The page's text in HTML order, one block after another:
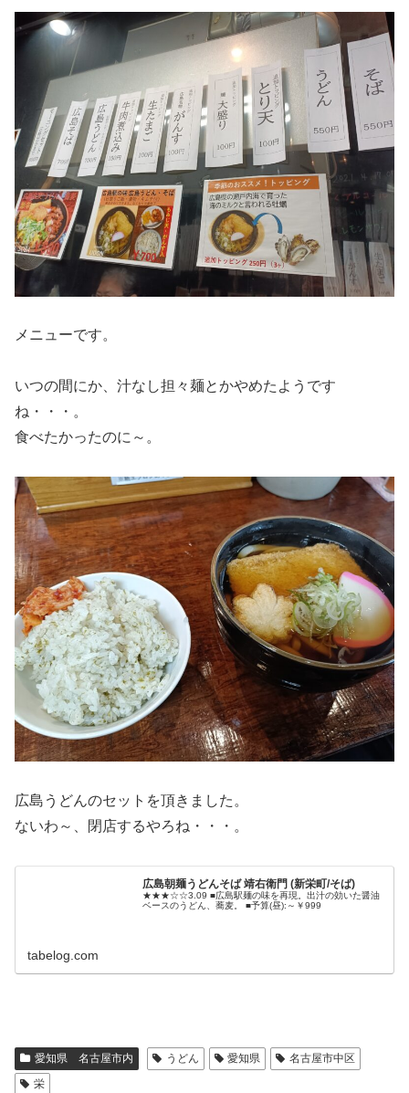
メニューです。
いつの間にか、汁なし担々麺とかやめたようです
ね・・・。
食べたかったのに～。
広島うどんのセットを頂きました。
ないわ～、閉店するやろね・・・。
広島朝麺うどんそば 靖右衛門 (新栄町/そば)
★★★☆☆3.09 ■広島駅麺の味を再現。出汁の効いた醤油
ベースのうどん、蕎麦。 ■予算(昼):～￥999
tabelog.com
愛知県 名古屋市内 うどん 愛知県
名古屋市中区
栄